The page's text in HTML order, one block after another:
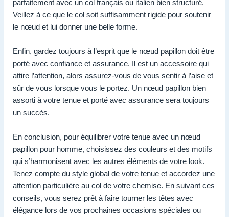
parfaitement avec un col français ou italien bien structuré.
Veillez à ce que le col soit suffisamment rigide pour soutenir
le nœud et lui donner une belle forme.
Enfin, gardez toujours à l’esprit que le nœud papillon doit être
porté avec confiance et assurance. Il est un accessoire qui
attire l’attention, alors assurez-vous de vous sentir à l’aise et
sûr de vous lorsque vous le portez. Un nœud papillon bien
assorti à votre tenue et porté avec assurance sera toujours
un succès.
En conclusion, pour équilibrer votre tenue avec un nœud
papillon pour homme, choisissez des couleurs et des motifs
qui s’harmonisent avec les autres éléments de votre look.
Tenez compte du style global de votre tenue et accordez une
attention particulière au col de votre chemise. En suivant ces
conseils, vous serez prêt à faire tourner les têtes avec
élégance lors de vos prochaines occasions spéciales ou